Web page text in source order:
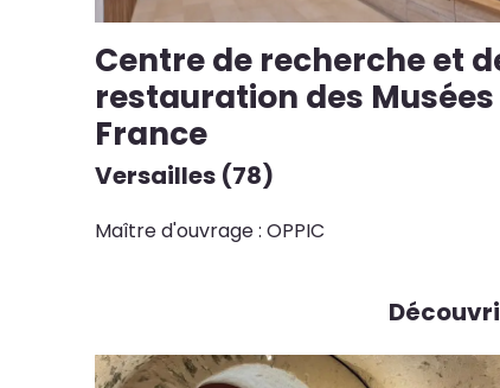
Centre de recherche et
restauration des
France
Versailles (78)
Maître d'ouvrage : OPPIC